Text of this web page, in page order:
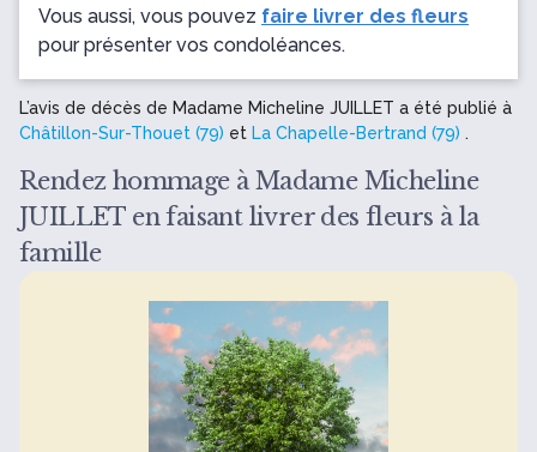
Vous aussi, vous pouvez faire livrer des fleurs
pour présenter vos condoléances.
L’avis de décès de Madame Micheline JUILLET a été publié à
Châtillon-Sur-Thouet (79) et La Chapelle-Bertrand (79) .
Rendez hommage à Madame Micheline
JUILLET en faisant livrer des fleurs à la
famille